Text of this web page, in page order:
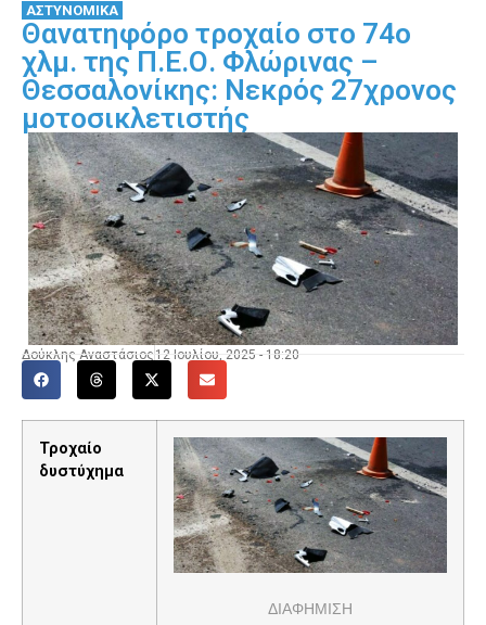
ΑΣΤΥΝΟΜΙΚΑ
Θανατηφόρο τροχαίο στο 74ο
χλμ. της Π.Ε.Ο. Φλώρινας –
Θεσσαλονίκης: Νεκρός 27χρονος
μοτοσικλετιστής
Δούκλης Αναστάσιος 12 Ιουλίου, 2025 - 18:20
Τροχαίο
δυστύχημα
ΔΙΑΦΗΜΙΣΗ